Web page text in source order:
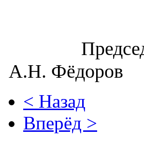
А.Н. Фёдоров
< Назад
Вперёд >